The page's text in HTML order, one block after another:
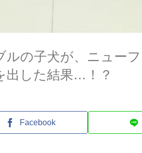
の子犬が、ニュー
出した結果…！？
Facebook